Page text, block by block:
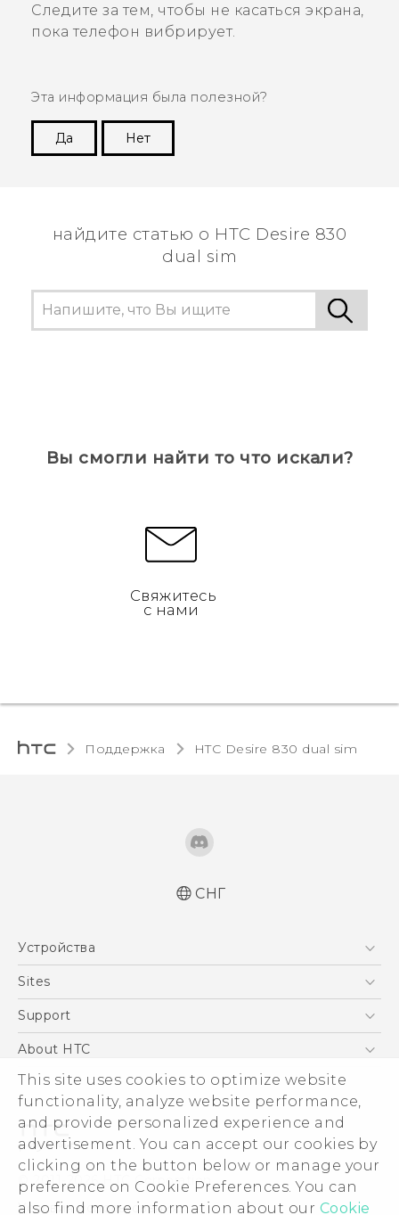
This site uses cookies to optimize website
functionality, analyze website performance,
and provide personalized experience and
advertisement. You can accept our cookies by
clicking on the button below or manage your
preference on Cookie Preferences. You can
also find more information about our Cookie
Следите за тем, чтобы не касаться экрана,
пока телефон вибрирует.
Эта информация была полезной?
Да
Нет
найдите статью о HTC Desire 830
dual sim
Вы смогли найти то что искали?
Свяжитесь
с нами
Поддержка HTC Desire 830 dual sim‎
Русский - Руководство пользователя
соответствию стандартам
Қазақ - жұмысты бастау нұсқаулығы
ақпараты
English - Quick start guide
English - User manual
English - Safety and regulatory guide
СНГ
Устройства
5G
EXODUS
VIVE
Sites
HTC Dev
Support
ПОДДЕРЖКА
About HTC
ESG
Инвестирование
Политика конфиденциальности
Безопасность продуктов
Вакансии
© 2011-2026 HTC Corporation
Условия использования.